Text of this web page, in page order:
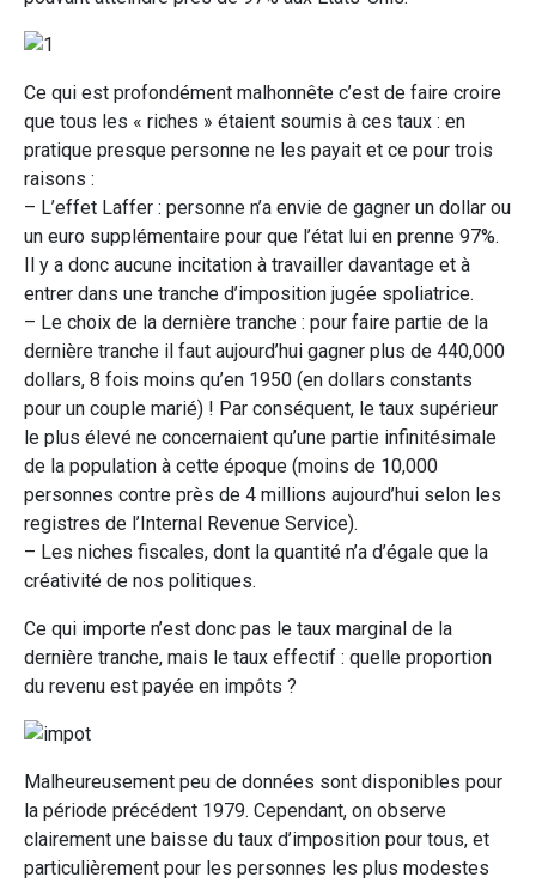
Ce qui est profondément malhonnête c’est de faire croire
que tous les « riches » étaient soumis à ces taux : en
pratique presque personne ne les payait et ce pour trois
raisons :
– L’effet Laffer : personne n’a envie de gagner un dollar ou
un euro supplémentaire pour que l’état lui en prenne 97%.
Il y a donc aucune incitation à travailler davantage et à
entrer dans une tranche d’imposition jugée spoliatrice.
– Le choix de la dernière tranche : pour faire partie de la
dernière tranche il faut aujourd’hui gagner plus de 440,000
dollars, 8 fois moins qu’en 1950 (en dollars constants
pour un couple marié) ! Par conséquent, le taux supérieur
le plus élevé ne concernaient qu’une partie infinitésimale
de la population à cette époque (moins de 10,000
personnes contre près de 4 millions aujourd’hui selon les
registres de l’Internal Revenue Service).
– Les niches fiscales, dont la quantité n’a d’égale que la
créativité de nos politiques.
Ce qui importe n’est donc pas le taux marginal de la
dernière tranche, mais le taux effectif : quelle proportion
du revenu est payée en impôts ?
Malheureusement peu de données sont disponibles pour
la période précédent 1979. Cependant, on observe
clairement une baisse du taux d’imposition pour tous, et
particulièrement pour les personnes les plus modestes